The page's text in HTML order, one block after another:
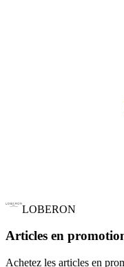
LOBERON
Articles en
Achetez les articles en